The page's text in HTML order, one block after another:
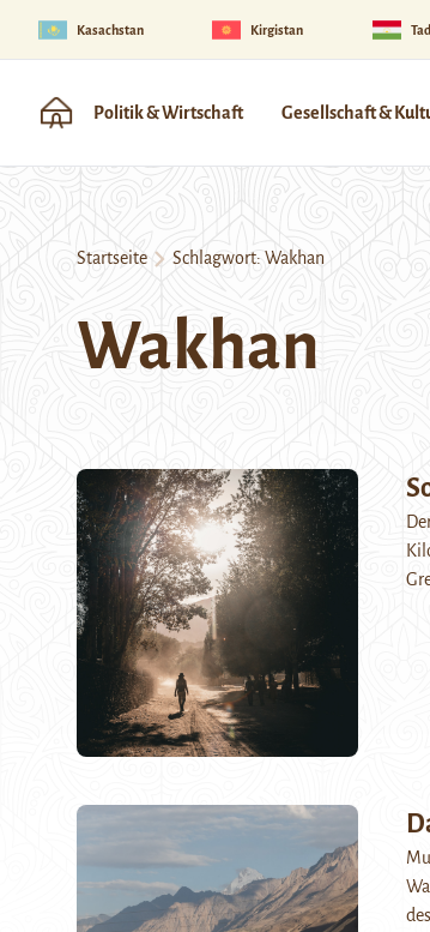
Kasachstan Kirgistan
Politik & Wirtschaft Gesellschaft &
Startseite Schlagwort: Wakhan
Wakhan